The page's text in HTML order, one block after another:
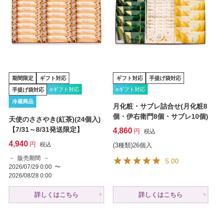
期間限定 ギフト対応
手提げ袋対応 eギフト対応
冷蔵商品
天使のささやき(紅茶)(24個入)
【7/31～8/31発送限定】
4,940
税込
販売期間
2026/07/29 0:00 〜
2026/08/28 0:00
詳しくはこちら
ギフト対応
手提げ袋対応
eギフト対応
月化粧・サブレ詰合せ(月化粧8
個・伊右衛門8個・サブレ10個)
4,860 税込
(3種類)26個入
5.00
詳しくはこちら